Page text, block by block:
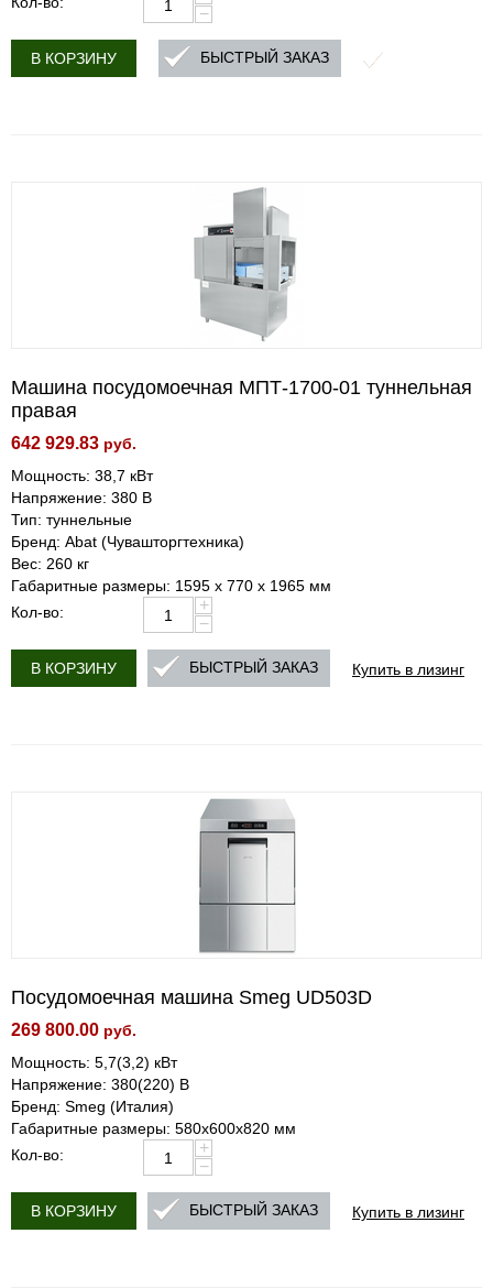
−
В КОРЗИНУ БЫСТРЫЙ ЗАКАЗ
Машина посудомоечная МПТ-1700-01 туннельная
правая
642 929.83 руб.
Мощность: 38,7 кВт
Напряжение: 380 В
Тип: туннельные
Бренд: Abat (Чувашторгтехника)
Вес: 260 кг
Габаритные размеры: 1595 х 770 х 1965 мм
Кол-во:
+
−
В КОРЗИНУ Купить в лизинг
БЫСТРЫЙ ЗАКАЗ
Посудомоечная машина Smeg UD503D
269 800.00 руб.
Мощность: 5,7(3,2) кВт
Напряжение: 380(220) В
Бренд: Smeg (Италия)
Габаритные размеры: 580x600x820 мм
Кол-во:
+
−
В КОРЗИНУ Купить в лизинг
БЫСТРЫЙ ЗАКАЗ